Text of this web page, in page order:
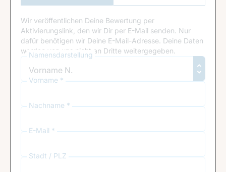
Anmeldung
Wir veröffentlichen Deine Bewertung per
Aktivierungslink, den wir Dir per E-Mail senden. Nur
dafür benötigen wir Deine E-Mail-Adresse. Deine Daten
werden von uns nicht an Dritte weitergegeben.
Namensdarstellung
Vorname *
Nachname *
E-Mail *
Stadt / PLZ